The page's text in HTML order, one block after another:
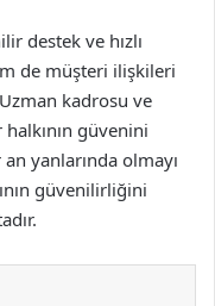
destek ve hızlı
de müşteri ilişkileri
kadrosu ve
güvenini
yanlarında olmayı
güvenilirliğini